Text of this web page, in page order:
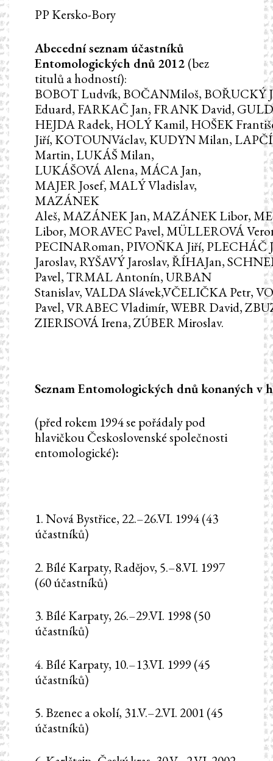
PP Kersko-Bory
Abecední seznam účastníků
Entomologických dnů 2012 (bez
titulů a hodností):
BOBOT Ludvík, BOČANMiloš, BOŘUCKÝ
Eduard, FARKAČ Jan, FRANK David,
HEJDA Radek, HOLÝ Kamil, HOŠEK
Jiří, KOTOUNVáclav, KUDYN Milan,
Martin, LUKÁŠ Milan,
LUKÁŠOVÁ Alena, MÁCA Jan,
MAJER Josef, MALÝ Vladislav,
MAZÁNEK
Aleš, MAZÁNEK Jan, MAZÁNEK Libor,
Libor, MORAVEC Pavel, MÜLLEROVÁ
PECINARoman, PIVOŇKA Jiří, PLECHÁČ
Jaroslav, RYŠAVÝ Jaroslav, ŘÍHAJan,
Pavel, TRMAL Antonín, URBAN
Stanislav, VALDA Slávek,VČELIČKA Petr,
Pavel, VRABEC Vladimír, WEBR David,
ZIERISOVÁ Irena, ZÚBER Miroslav.
SeznamEntomologických dnůkonanýchv
(před rokem 1994 se pořádaly pod
hlavičkou Československé společnosti
entomologické):
1. Nová Bystřice, 22.–26.VI. 1994 (43
účastníků)
2. Bílé Karpaty, Radějov, 5.–8.VI. 1997
(60 účastníků)
3. Bílé Karpaty, 26.–29.VI. 1998 (50
účastníků)
4. Bílé Karpaty, 10.–13.VI. 1999 (45
účastníků)
5. Bzenec a okolí, 31.V.–2.VI. 2001 (45
účastníků)